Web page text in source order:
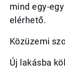
mind egy-
elérhető.
Közüzemi
Új lakásba